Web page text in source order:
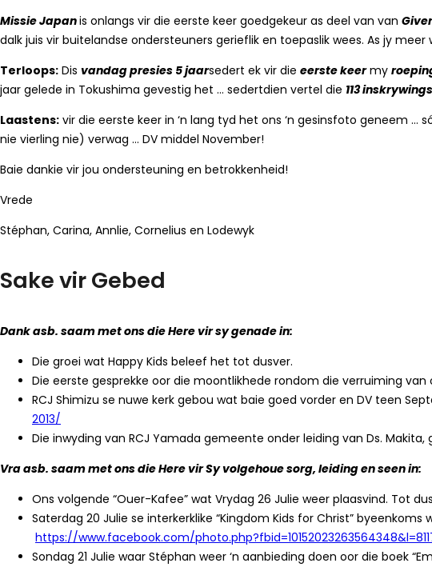
Missie Japanis onlangs vir die eerste keer goedgekeur as deel van van
dalk juis vir buitelandse ondersteuners gerieflik en toepaslik wees. As jy
Terloops: Dis vandag presies 5 jaarsedert ek vir die eerste keermy
jaar gelede in Tokushima gevestig het … sedertdien vertel die 113 inskrywings
Laastens: vir die eerste keer in ‘n lang tyd het ons ‘n gesinsfoto geneem …
nie vierling nie) verwag … DV middel November!
Baie dankie vir jou ondersteuning en betrokkenheid!
Vrede
Stéphan, Carina, Annlie, Cornelius en Lodewyk
Sake vir Gebed
Dank asb. saam met ons die Here vir sy genade in:
Die groei wat Happy Kids beleef het tot dusver.
Die eerste gesprekke oor die moontlikhede rondom die verruiming
RCJ Shimizu se nuwe kerk gebou wat baie goed vorder en DV teen
2013/
Die inwyding van RCJ Yamada gemeente onder leiding van Ds.
Vra asb. saam met ons die Here vir Sy volgehoue sorg, leiding en seen in:
Ons volgende “Ouer-Kafee” wat Vrydag 26 Julie weer plaasvind. Tot
Saterdag 20 Julie se interkerklike “Kingdom Kids for Christ”
https://www.facebook.com/
Sondag 21 Julie waar Stéphan weer ‘n aanbieding doen oor die boek